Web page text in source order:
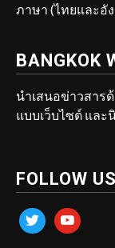
ภาษา (ไทยและอั
BANGKOK
นำเสนอข่าวสาร
แบบเว็บไซต์ และ
FOLLOW US
twitter youtube